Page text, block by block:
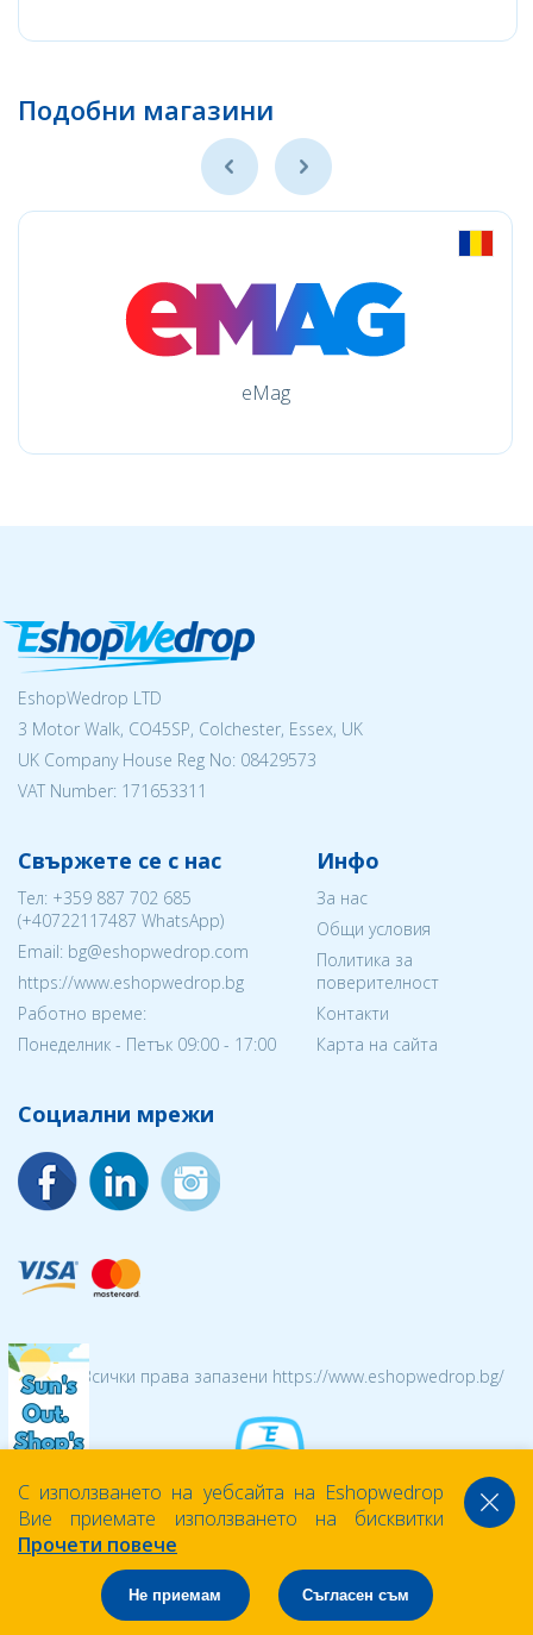
Подобни магазини
eMag
EshopWedrop LTD
3 Motor Walk, CO45SP, Colchester, Essex, UK
UK Company House Reg No: 08429573
VAT Number: 171653311
Свържете се с нас
Тел: +359 887 702 685
(+40722117487 WhatsApp)
Email: bg@eshopwedrop.com
https://www.eshopwedrop.bg
Работно време:
Понеделник - Петък 09:00 - 17:00
Инфо
За нас
Общи условия
Политика за
поверителност
Контакти
Карта на сайта
Социални мрежи
© 2026 Всички права запазени https://www.eshopwedrop.bg/
С използването на уебсайта на Eshopwedrop
Вие приемате използването на бисквитки
Прочети повече
Не приемам Съгласен съм